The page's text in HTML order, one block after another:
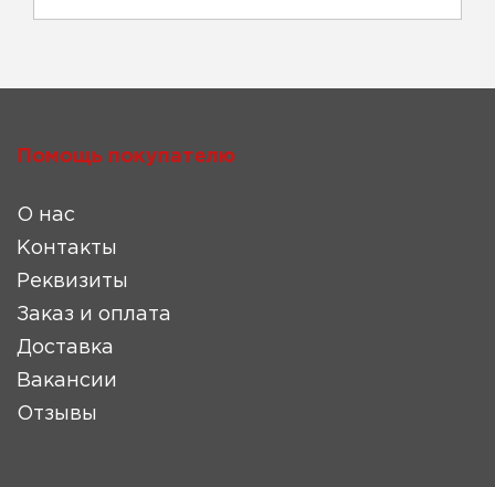
Помощь покупателю
О нас
Контакты
Реквизиты
Заказ и оплата
Доставка
Вакансии
Отзывы